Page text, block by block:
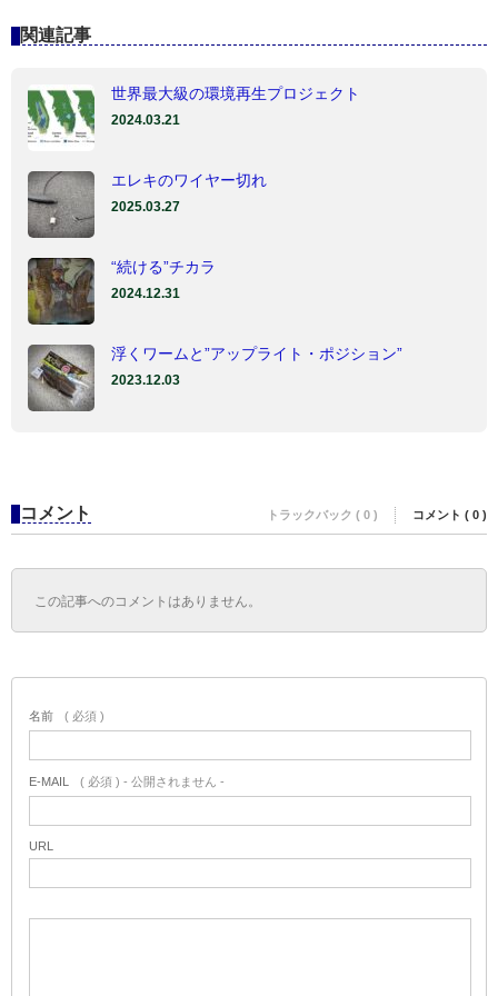
関連記事
世界最大級の環境再生プロジェクト
2024.03.21
エレキのワイヤー切れ
2025.03.27
“続ける”チカラ
2024.12.31
浮くワームと”アップライト・ポジション”
2023.12.03
コメント トラックバック ( 0 ) コメント ( 0 )
この記事へのコメントはありません。
名前 ( 必須 )
E-MAIL ( 必須 ) - 公開されません -
URL